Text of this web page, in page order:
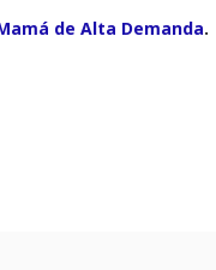
de Alta Demanda.